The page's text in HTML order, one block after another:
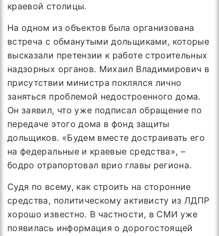
краевой столицы.
На одном из объектов была организована
встреча с обманутыми дольщиками, которые
высказали претензии к работе строительных
надзорных органов. Михаил Владимирович в
присутствии министра поклялся лично
заняться проблемой недостроенного дома.
Он заявил, что уже подписал обращение по
передаче этого дома в фонд защиты
дольщиков. «Будем вместе достраивать его
на федеральные и краевые средства», –
бодро отрапортовал врио главы региона.
Судя по всему, как строить на сторонние
средства, политическому активисту из ЛДПР
хорошо известно. В частности, в СМИ уже
появилась информация о дорогостоящей